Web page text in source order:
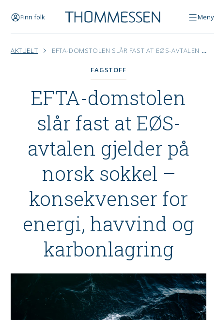
Finn folk Meny
AKTUELT EFTA-DOMSTOLEN SLÅR FAST AT EØS-AVTALEN GJELDER PÅ NORSK SOKKEL – KONSEKVENSER FOR ENERGI, HAVVIND OG KARBONLAGRING
FAGSTOFF
EFTA-domstolen
slår fast at EØS-
avtalen gjelder på
norsk sokkel –
konsekvenser for
energi, havvind og
karbonlagring